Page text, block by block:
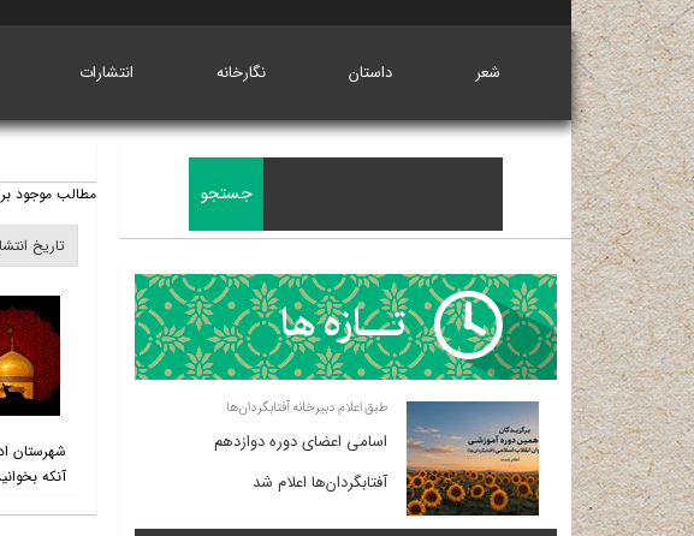
شعر داستان نگارخانه انتشارات
مطالب موجود
شهرستان
آنکه
طبق اعلام دبیرخانه آفتابگردان‌ها
اسامی اعضای دوره دوازدهم
آفتابگردان‌ها اعلام شد